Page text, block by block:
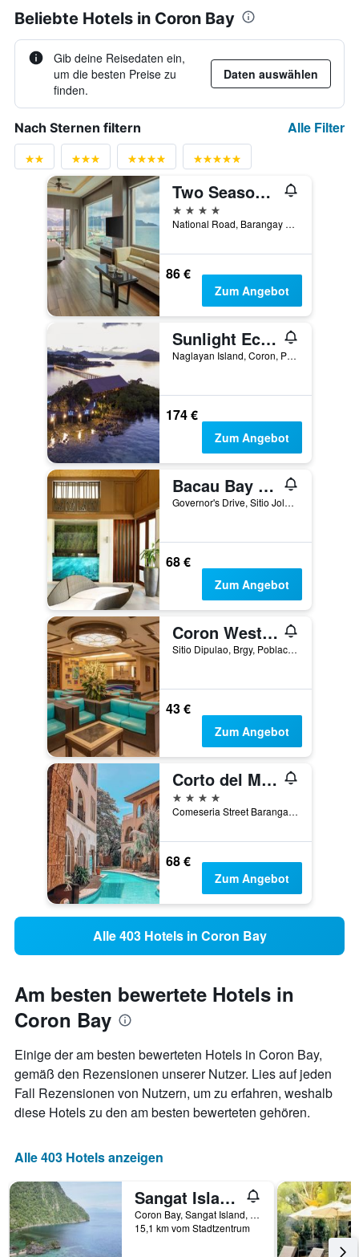
Beliebte Hotels in Coron Bay
Gib deine Reisedaten ein,
um die besten Preise zu
finden.
Daten auswählen
Nach Sternen filtern Alle Filter
Two Seasons Coron Bayside Hotel
4 Sterne
National Road, Barangay Tagumpay, Coron, Philippinen
86 €
Zum Angebot
Sunlight Eco Tourism Island Resort
Naglayan Island, Coron, Philippinen
174 €
Zum Angebot
Bacau Bay Resort Coron
Governor's Drive, Sitio Jolo, Poblacion 5, Palawan, Coron, Philippinen
68 €
Zum Angebot
Coron Westown Resort
Sitio Dipulao, Brgy, Poblacion 6, Coron, Philippinen
43 €
Zum Angebot
Corto del Mar Hotel
4 Sterne
Comeseria Street Barangay 1, Coron, Philippinen
68 €
Zum Angebot
Alle 403 Hotels in Coron Bay
Am besten bewertete Hotels in
Coron Bay
Einige der am besten bewerteten Hotels in Coron Bay,
gemäß den Rezensionen unserer Nutzer. Lies auf jeden
Fall Rezensionen von Nutzern, um zu erfahren, weshalb
diese Hotels zu den am besten bewerteten gehören.
Alle 403 Hotels anzeigen
Sangat Island Dive Resort
Coron Bay, Sangat Island, Coron, Philippinen
15,1 km vom Stadtzentrum